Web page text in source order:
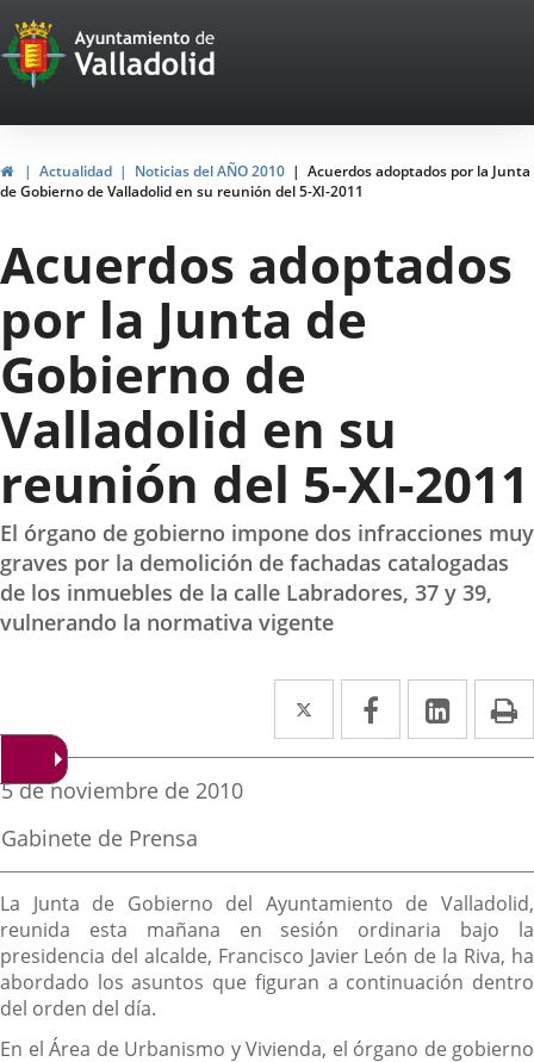
Portal
Web
del
Ayuntamiento
de
Valladolid
HomeActualidad Noticias del AÑO 2010
Acuerdos adoptados por la Junta
de Gobierno de Valladolid en su reunión del 5-XI-2011
Acuerdos adoptados
por la Junta de
Gobierno de
Valladolid en su
reunión del 5-XI-2011
El órgano de gobierno impone dos infracciones muy
graves por la demolición de fachadas catalogadas
de los inmuebles de la calle Labradores, 37 y 39,
vulnerando la normativa vigente
Twitter
Enlace
a
externa.
Facebook
Enlace
a
externa.
Enlace
a
Fecha
la
noticia
5 de noviembre de 2010
Fuente
la
noticia
Gabinete de Prensa
Descripción
La Junta de Gobierno del Ayuntamiento de Valladolid,
reunida esta mañana en sesión ordinaria bajo la
presidencia del alcalde, Francisco Javier León de la Riva, ha
abordado los asuntos que figuran a continuación dentro
del orden del día.
En el Área de Urbanismo y Vivienda, el órgano de gobierno